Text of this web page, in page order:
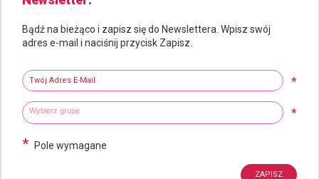
Bądź na bieżąco i zapisz się do Newslettera. Wpisz swój
adres e-mail i naciśnij przycisk Zapisz.
Twój adres e-mail
*
Wybierz grupy tematyczne *
Wpisz wyszukiwaną fraze
* Pole wymagane